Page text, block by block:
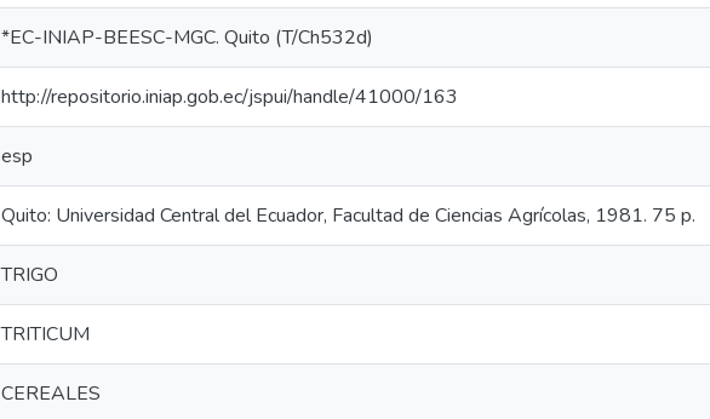
*EC-INIAP-BEESC-MGC. Quito (T/Ch532d)
http://repositorio.iniap.gob.ec/jspui/handle/41000/163
esp
Quito: Universidad Central del Ecuador, Facultad de Ciencias Agrícolas, 1981. 75 p.
TRIGO
TRITICUM
CEREALES